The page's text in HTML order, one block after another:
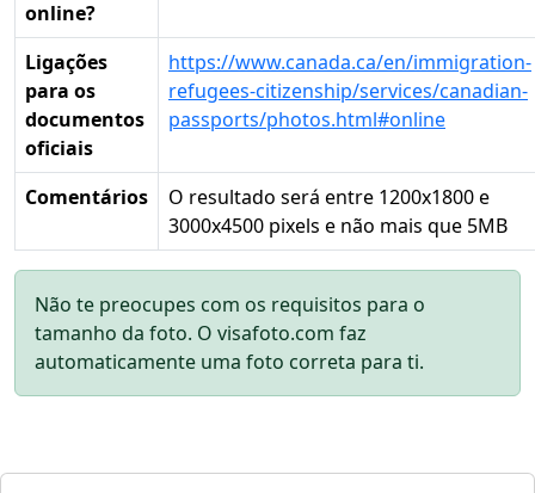
online?
Ligações
para os
documentos
oficiais
https://www.canada.ca/en/immigration-
refugees-citizenship/services/canadian-
passports/photos.html#online
Comentários
O resultado será entre 1200x1800 e
3000x4500 pixels e não mais que 5MB
Não te preocupes com os requisitos para o
tamanho da foto. O visafoto.com faz
automaticamente uma foto correta para ti.